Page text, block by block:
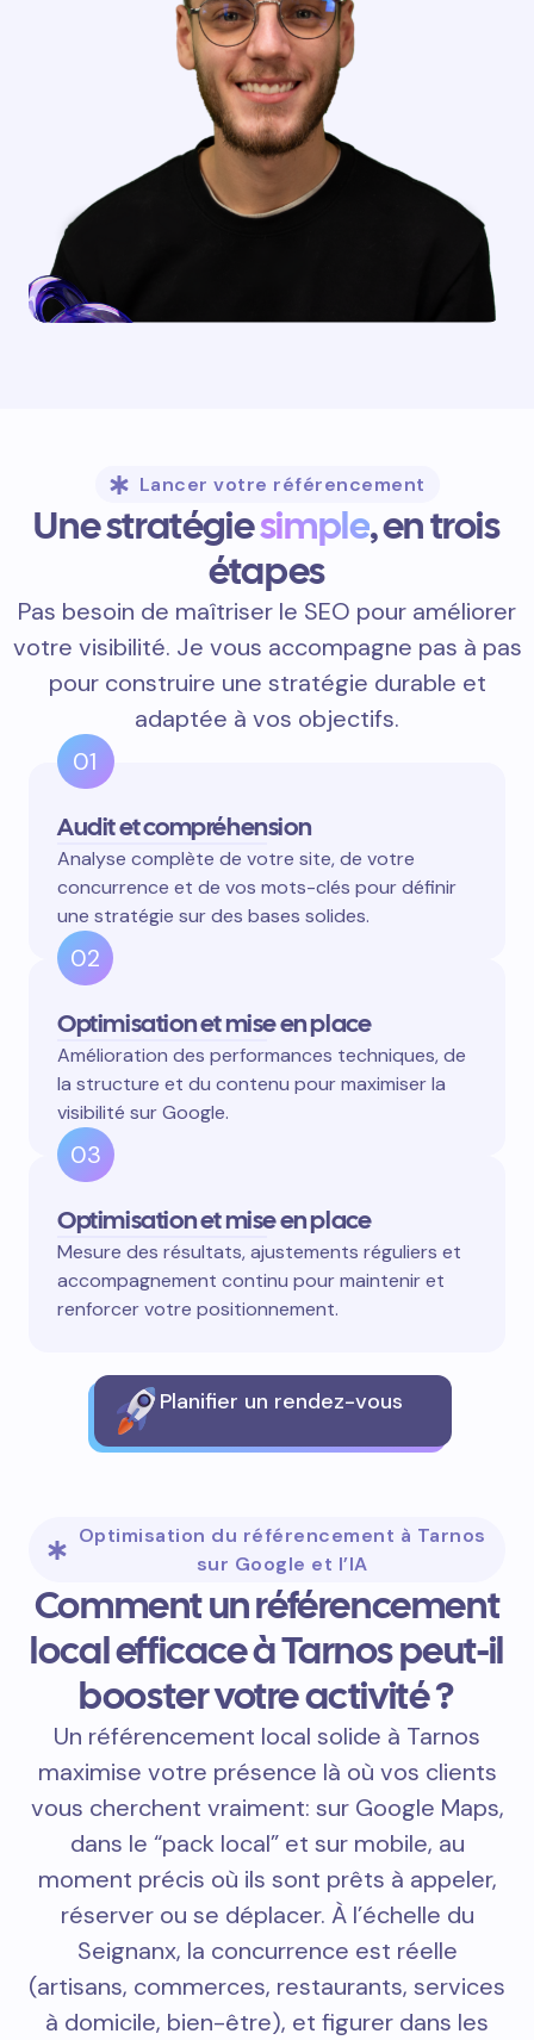
Lancer votre référencement
Une stratégiesimple, en trois
étapes
Pas besoin de maîtriser le SEO pour améliorer
votre visibilité. Je vous accompagne pas à pas
pour construire une stratégie durable et
adaptée à vos objectifs.
01
Audit et compréhension
Analyse complète de votre site, de votre
concurrence et de vos mots-clés pour définir
une stratégie sur des bases solides.
02
Optimisation et mise en place
Amélioration des performances techniques, de
la structure et du contenu pour maximiser la
visibilité sur Google.
03
Optimisation et mise en place
Mesure des résultats, ajustements réguliers et
accompagnement continu pour maintenir et
renforcer votre positionnement.
Planifier un rendez-vous
Optimisation du référencement à Tarnos
sur Google et l’IA
Comment un référencement
local efficace à Tarnos peut-il
booster votre activité ?
Un référencement local solide à Tarnos
maximise votre présence là où vos clients
vous cherchent vraiment: sur Google Maps,
dans le “pack local” et sur mobile, au
moment précis où ils sont prêts à appeler,
réserver ou se déplacer. À l’échelle du
Seignanx, la concurrence est réelle
(artisans, commerces, restaurants, services
à domicile, bien-être), et figurer dans les